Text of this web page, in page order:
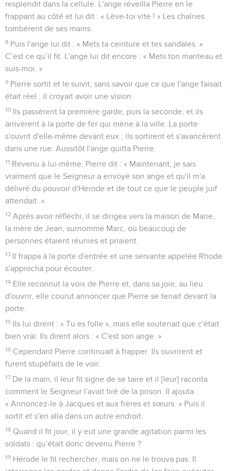
resplendit dans la cellule. L'ange réveilla Pierre en le
frappant au côté et lui dit : « Lève-toi vite ! » Les chaînes
tombèrent de ses mains.
8 Puis l'ange lui dit : « Mets ta ceinture et tes sandales. »
C’est ce qu’il fit. L'ange lui dit encore : « Mets ton manteau et
suis-moi. »
9 Pierre sortit et le suivit, sans savoir que ce que l'ange faisait
était réel : il croyait avoir une vision.
10 Ils passèrent la première garde, puis la seconde, et ils
arrivèrent à la porte de fer qui mène à la ville. La porte
s'ouvrit d'elle-même devant eux ; ils sortirent et s'avancèrent
dans une rue. Aussitôt l'ange quitta Pierre.
11 Revenu à lui-même, Pierre dit : « Maintenant, je sais
vraiment que le Seigneur a envoyé son ange et qu'il m'a
délivré du pouvoir d'Hérode et de tout ce que le peuple juif
attendait. »
12 Après avoir réfléchi, il se dirigea vers la maison de Marie,
la mère de Jean, surnommé Marc, où beaucoup de
personnes étaient réunies et priaient.
13 Il frappa à la porte d'entrée et une servante appelée Rhode
s'approcha pour écouter.
14 Elle reconnut la voix de Pierre et, dans sa joie, au lieu
d'ouvrir, elle courut annoncer que Pierre se tenait devant la
porte.
15 Ils lui dirent : « Tu es folle », mais elle soutenait que c'était
bien vrai. Ils dirent alors : « C'est son ange. »
16 Cependant Pierre continuait à frapper. Ils ouvrirent et
furent stupéfaits de le voir.
17 De la main, il leur fit signe de se taire et il [leur] raconta
comment le Seigneur l'avait tiré de la prison. Il ajouta :
« Annoncez-le à Jacques et aux frères et sœurs. » Puis il
sortit et s'en alla dans un autre endroit.
18 Quand il fit jour, il y eut une grande agitation parmi les
soldats : qu’était donc devenu Pierre ?
19 Hérode le fit rechercher, mais on ne le trouva pas. Il